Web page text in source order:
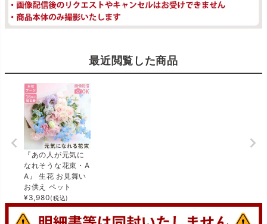
最近閲覧した商品
『あの人が元気に
なれそうな花束・A
A』 生花 お見舞い
お供え ペット
¥3,980(税込)